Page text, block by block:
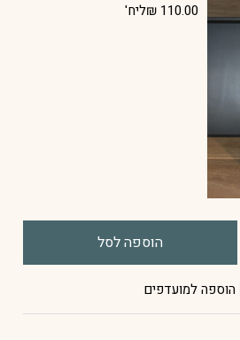
₪ 110.00 ליח'
הוספה לסל
הוספה למועדפים